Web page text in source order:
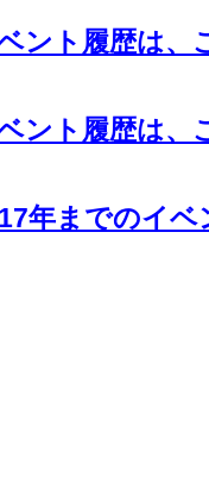
ント履歴は、
ント履歴は、
年までのイ